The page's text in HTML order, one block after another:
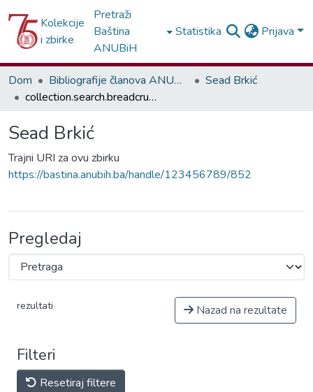
Kolekcije
i zbirke
Pretraži
Baština
ANUBiH
Statistika Prijava
Dom Bibliografije članova ANUBiH
Sead Brkić
collection.search.breadcrumbs
Sead Brkić
Trajni URI za ovu zbirku
https://bastina.anubih.ba/handle/123456789/852
Pregledaj
rezultati Nazad na rezultate
Filteri
Resetiraj filtere